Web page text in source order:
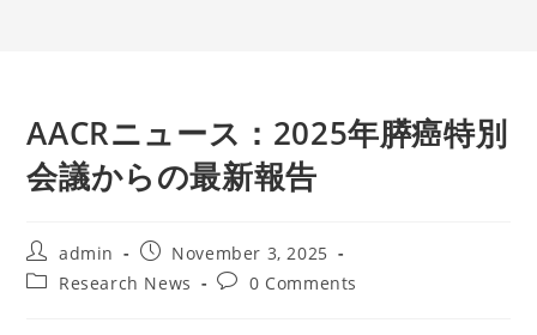
AACRニュース：2025年膵癌特別
会議からの最新報告
Post
author:
admin
Post
published:
November 3, 2025
PostResearch News
Post0 Comments